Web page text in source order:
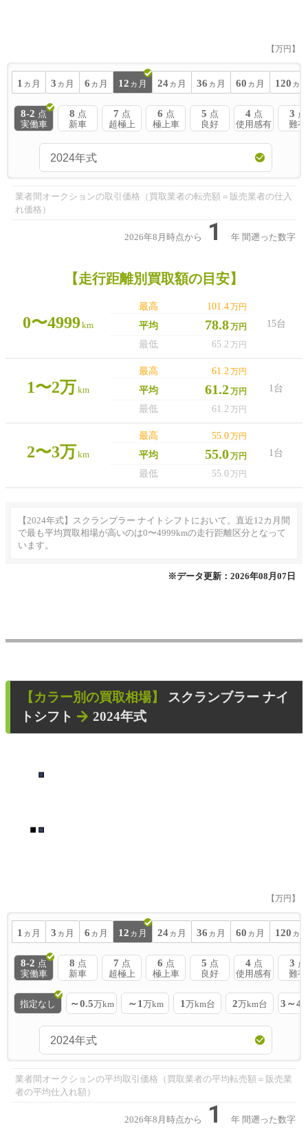
【万円】
1 ヵ月 3 ヵ月 6 ヵ月 12 ヵ月 24 ヵ月 36 ヵ月 60 ヵ月 120 ヵ
8-2 点
実働車
8 点
新車
7 点
超極上
6 点
極上車
5 点
良好
4 点
使用感有
3 点
難有
業者間オークションの取引価格（買取業者の転売額＝販売業者の仕入
れ価格）
2026年8月時点から 1 年 間遡った数字
【走行距離別買取額の目安】
0〜4999km
最高 101.4万円
15台
平均 78.8万円
最低 65.2 万円
1〜2万km
最高 61.2 万円
1台
平均 61.2万円
最低 61.2 万円
2〜3万km
最高 55.0万円
1台
平均 55.0万円
最低 55.0万円
【2024年式】スクランブラー ナイトシフトにおいて。直近12カ月間
で最も平均買取相場が高いのは0〜4999kmの走行距離区分となって
います。
※データ更新：2026年08月07日
【カラー別の買取相場】
スクランブラー ナイ
トシフト
2024年式
■
■ ■
【万円】
1 ヵ月 3 ヵ月 6 ヵ月 12 ヵ月 24 ヵ月 36 ヵ月 60 ヵ月 120 ヵ
8-2 点
実働車
8 点
新車
7 点
超極上
6 点
極上車
5 点
良好
4 点
使用感有
3 点
難有
指定なし ～0.5万km ～1 万km 1 万km台 2万km台 3～4
業者間オークションの平均取引価格（買取業者の平均転売額＝販売業
者の平均仕入れ額）
2026年8月時点から 1 年 間遡った数字